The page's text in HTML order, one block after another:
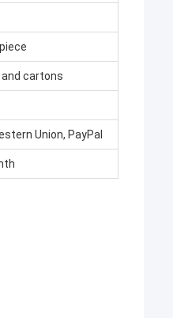
and cartons
Union, PayPal